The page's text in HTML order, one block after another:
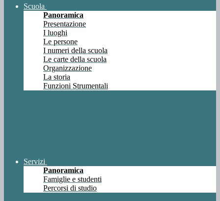
Scuola
Panoramica
Presentazione
I luoghi
Le persone
I numeri della scuola
Le carte della scuola
Organizzazione
La storia
Funzioni Strumentali
Servizi
Panoramica
Famiglie e studenti
Percorsi di studio